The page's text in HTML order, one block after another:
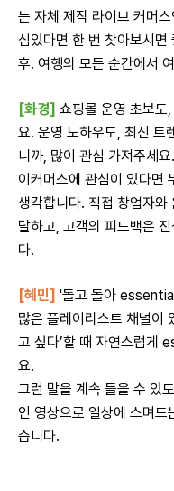
는 자체 제작 라이브 커머
심있다면 한 번 찾아보시면
후. 여행의 모든 순간에서
[화경] 쇼핑몰 운영 초보도
요. 운영 노하우도, 최신 트
니까, 많이 관심 가져주세요.
이커머스에 관심이 있다면
생각합니다. 직접 창업자와
달하고, 고객의 피드백은
다.
[혜 민] '돌고 돌아
많은 플레이리스트 채널이
고 싶다’할 때 자연스럽게
요.
그런 말을 계속 들을 수 있
인 영상으로 일상에 스며
습니다.